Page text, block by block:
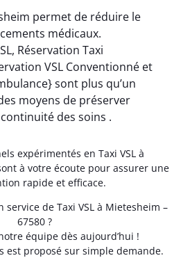
permet de réduire le
médicaux.
Réservation Taxi
VSL Conventionné et
sont plus qu’un
moyens de préserver
des soins .
expérimentés en Taxi VSL à
à votre écoute pour assurer une
rapide et efficace.
service de Taxi VSL à Mietesheim –
67580 ?
équipe dès aujourd’hui !
est proposé sur simple demande.